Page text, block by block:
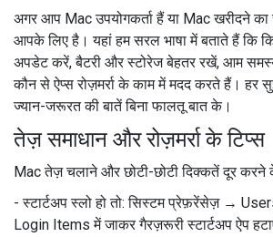
अगर आप Mac उपयोगकर्ता हैं या Mac खरीदने
आपके लिए है। यहां हम सरल भाषा में बताते हैं कि
अपडेट करें, बैटरी और स्टोरेज बेहतर रखें, आम
कौन से ऐप्स रोज़मर्रा के काम में मदद करते हैं। हर
ज्यान-जरूरत की बातें बिना फालतू बात के।
तेज़ समाधान और रोज़मर्रा के टिप्स
Mac तेज़ चलाने और छोटी-छोटी दिक्कतें दूर
- स्टार्टअप स्लो हो तो: सिस्टम प्रेफ़रेंसेज़ →
Login Items में जाकर गैरज़रूरी स्टार्टअप ऐप